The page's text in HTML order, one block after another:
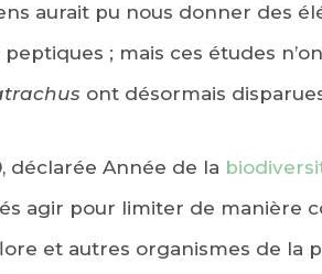
aurait pu nous donner des
peptiques ; mais ces études
ont désormais
déclarée Année de la
agir pour limiter de manière
et autres organismes de la